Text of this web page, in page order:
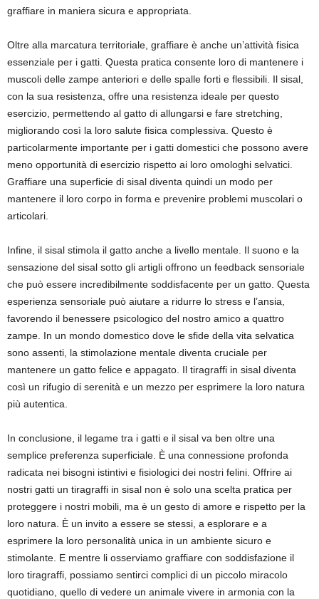
graffiare in maniera sicura e appropriata.
Oltre alla marcatura territoriale, graffiare è anche un’attività fisica
essenziale per i gatti. Questa pratica consente loro di mantenere i
muscoli delle zampe anteriori e delle spalle forti e flessibili. Il sisal,
con la sua resistenza, offre una resistenza ideale per questo
esercizio, permettendo al gatto di allungarsi e fare stretching,
migliorando così la loro salute fisica complessiva. Questo è
particolarmente importante per i gatti domestici che possono avere
meno opportunità di esercizio rispetto ai loro omologhi selvatici.
Graffiare una superficie di sisal diventa quindi un modo per
mantenere il loro corpo in forma e prevenire problemi muscolari o
articolari.
Infine, il sisal stimola il gatto anche a livello mentale. Il suono e la
sensazione del sisal sotto gli artigli offrono un feedback sensoriale
che può essere incredibilmente soddisfacente per un gatto. Questa
esperienza sensoriale può aiutare a ridurre lo stress e l’ansia,
favorendo il benessere psicologico del nostro amico a quattro
zampe. In un mondo domestico dove le sfide della vita selvatica
sono assenti, la stimolazione mentale diventa cruciale per
mantenere un gatto felice e appagato. Il tiragraffi in sisal diventa
così un rifugio di serenità e un mezzo per esprimere la loro natura
più autentica.
In conclusione, il legame tra i gatti e il sisal va ben oltre una
semplice preferenza superficiale. È una connessione profonda
radicata nei bisogni istintivi e fisiologici dei nostri felini. Offrire ai
nostri gatti un tiragraffi in sisal non è solo una scelta pratica per
proteggere i nostri mobili, ma è un gesto di amore e rispetto per la
loro natura. È un invito a essere se stessi, a esplorare e a
esprimere la loro personalità unica in un ambiente sicuro e
stimolante. E mentre li osserviamo graffiare con soddisfazione il
loro tiragraffi, possiamo sentirci complici di un piccolo miracolo
quotidiano, quello di vedere un animale vivere in armonia con la